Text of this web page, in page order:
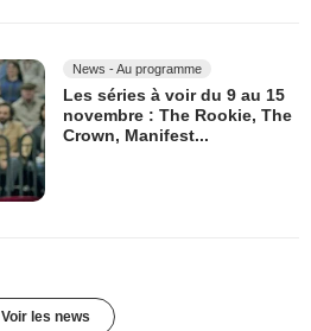
News - Au programme
Les séries à voir du 9 au 15
novembre : The Rookie, The
Crown, Manifest...
Voir les news